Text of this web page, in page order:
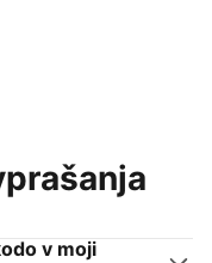
v moji